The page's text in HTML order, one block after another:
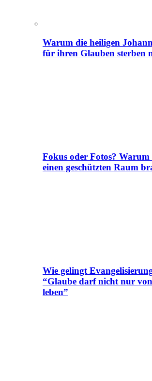
Warum die heiligen
für ihren Glauben sterben
Fokus oder Fotos?
einen geschützten Raum
Wie gelingt
“Glaube darf nicht nur
leben”